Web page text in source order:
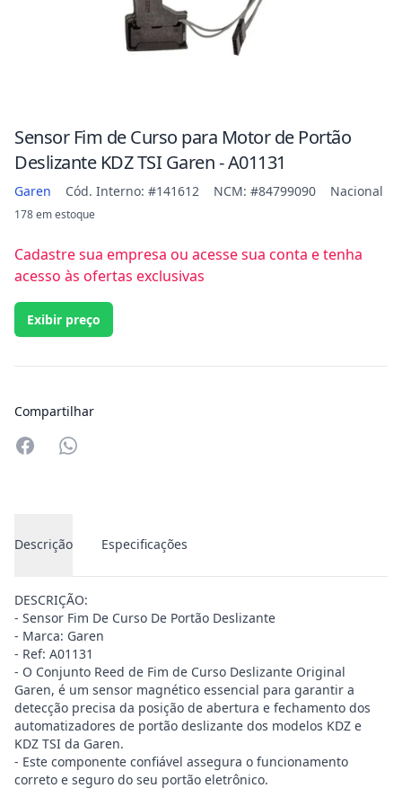
Sensor Fim de Curso para Motor de Portão
Deslizante KDZ TSI Garen - A01131
Garen Cód. Interno: #141612 NCM: #84799090 Nacional
178 em estoque
Cadastre sua empresa ou acesse sua conta e tenha
acesso às ofertas exclusivas
Exibir preço
Compartilhar
Compartilhar no Whatsapp
Descrição Especificações
DESCRIÇÃO:
- Sensor Fim De Curso De Portão Deslizante
- Marca: Garen
- Ref: A01131
- O Conjunto Reed de Fim de Curso Deslizante Original
Garen, é um sensor magnético essencial para garantir a
detecção precisa da posição de abertura e fechamento dos
automatizadores de portão deslizante dos modelos KDZ e
KDZ TSI da Garen.
- Este componente confiável assegura o funcionamento
correto e seguro do seu portão eletrônico.